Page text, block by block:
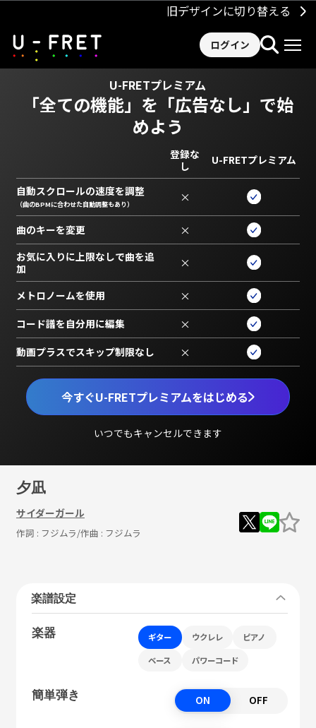
旧デザインに切り替える
ログイン
U-FRETプレミアム
「全ての機能」を 「広告なし」で始
めよう
今すぐU-FRETプレミアムをはじめる
いつでもキャンセルできます
登録な
し
U-FRETプレミアム
自動スクロールの速度を調整
（曲のBPMに合わせた自動調整もあり） ×
曲のキーを変更 ×
お気に入りに上限なしで曲を追
加
×
メトロノームを使用 ×
コード譜を自分用に編集 ×
動画プラスでスキップ制限なし ×
夕凪
サイダーガール
作詞 : フジムラ/作曲 : フジムラ
楽譜設定
楽器 ギター ウクレレ ピアノ
ベース パワーコード
簡単弾き ON OFF